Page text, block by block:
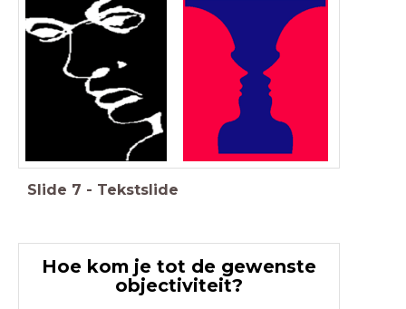
Slide 7 - Tekstslide
Hoe kom je tot de gewenste
objectiviteit?